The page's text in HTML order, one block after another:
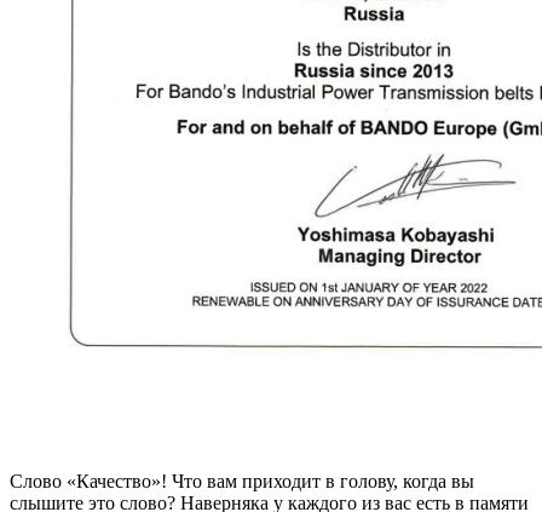
Слово «Качество»! Что вам приходит в голову, когда вы
слышите это слово? Наверняка у каждого из вас есть в памяти